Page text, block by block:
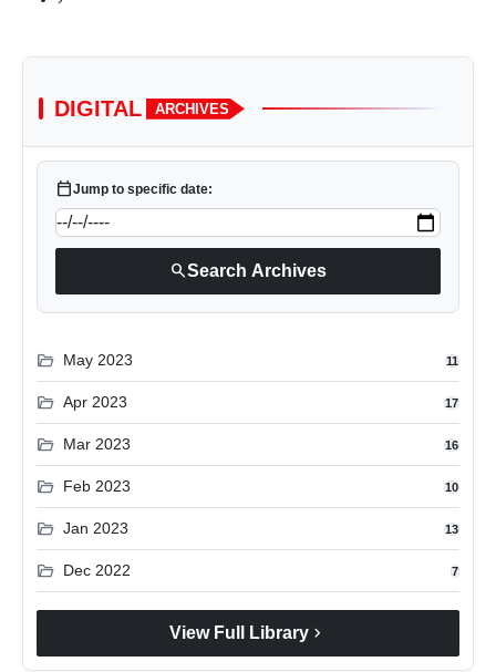
DIGITAL ARCHIVES
calendar_todayJump to specific date:
searchSearch Archives
folder_open May 2023 11
folder_open Apr 2023 17
folder_open Mar 2023 16
folder_open Feb 2023 10
folder_open Jan 2023 13
folder_open Dec 2022 7
View Full Library chevron_right